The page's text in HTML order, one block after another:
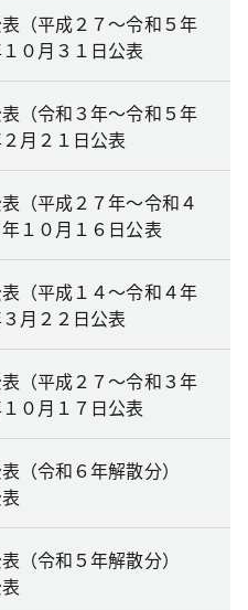
（平成２７～令和５年
０月３１日公表
（令和３年～令和５年
月２１日公表
（平成２７年～令和４
１０月１６日公表
（平成１４～令和４年
月２２日公表
（平成２７～令和３年
０月１７日公表
（令和６年解散分）
（令和５年解散分）